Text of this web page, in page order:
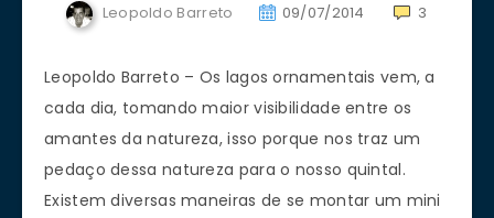
Leopoldo Barreto 09/07/2014 3
Leopoldo Barreto – Os lagos ornamentais vem, a
cada dia, tomando maior visibilidade entre os
amantes da natureza, isso porque nos traz um
pedaço dessa natureza para o nosso quintal.
Existem diversas maneiras de se montar um mini